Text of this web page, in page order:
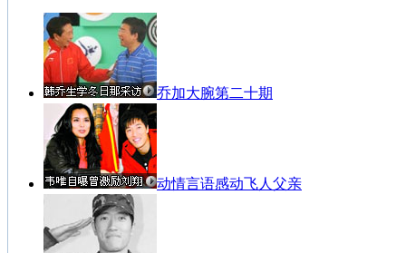
乔加大腕第二十期
动情言语感动飞人父亲